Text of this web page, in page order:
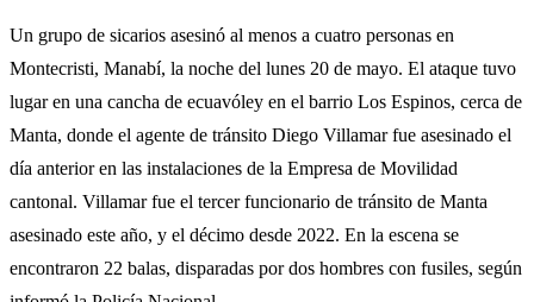
Un grupo de sicarios asesinó al menos a cuatro personas en
Montecristi, Manabí, la noche del lunes 20 de mayo. El ataque tuvo
lugar en una cancha de ecuavóley en el barrio Los Espinos, cerca de
Manta, donde el agente de tránsito Diego Villamar fue asesinado el
día anterior en las instalaciones de la Empresa de Movilidad
cantonal. Villamar fue el tercer funcionario de tránsito de Manta
asesinado este año, y el décimo desde 2022. En la escena se
encontraron 22 balas, disparadas por dos hombres con fusiles, según